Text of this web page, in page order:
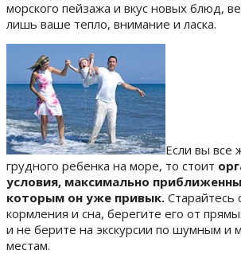
морского пейзажа и вкус новых блюд,
лишь ваше тепло, внимание и ласка.
Если вы все
грудного ребенка на море, то стоит
условия, максимально
которым он уже привык.
кормления и сна, берегите его от
и не берите на экскурсии по шумным и
местам.